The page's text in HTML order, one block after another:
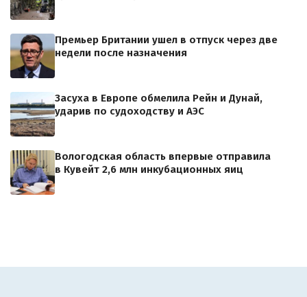
Премьер Британии ушел в отпуск через две
недели после назначения
Засуха в Европе обмелила Рейн и Дунай,
ударив по судоходству и АЭС
Вологодская область впервые отправила
в Кувейт 2,6 млн инкубационных яиц